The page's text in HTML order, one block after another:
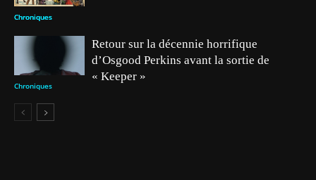
Chroniques
Chroniques
Chroniques
Retour sur la décennie horrifique
d’Osgood Perkins avant la sortie de
« Keeper »